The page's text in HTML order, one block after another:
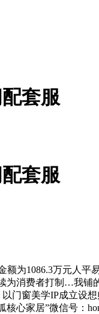
套服
套服
1086.3万元人平
为消费者打制…我
门窗美学IP成立设
心家居”微信号：